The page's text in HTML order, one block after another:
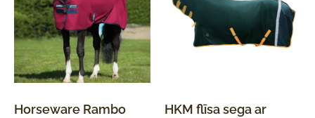
Horseware Rambo
HKM flīsa sega ar